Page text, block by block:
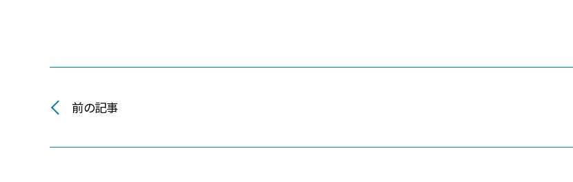
前の記事